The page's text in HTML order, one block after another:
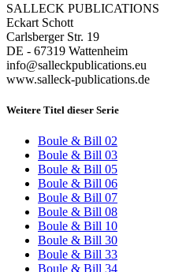
SALLECK PUBLICATIONS
Eckart Schott
Carlsberger Str. 19
DE - 67319 Wattenheim
info@salleckpublications.eu
www.salleck-publications.de
Weitere Titel dieser Serie
Boule & Bill 02
Boule & Bill 03
Boule & Bill 05
Boule & Bill 06
Boule & Bill 07
Boule & Bill 08
Boule & Bill 10
Boule & Bill 30
Boule & Bill 33
Boule & Bill 34